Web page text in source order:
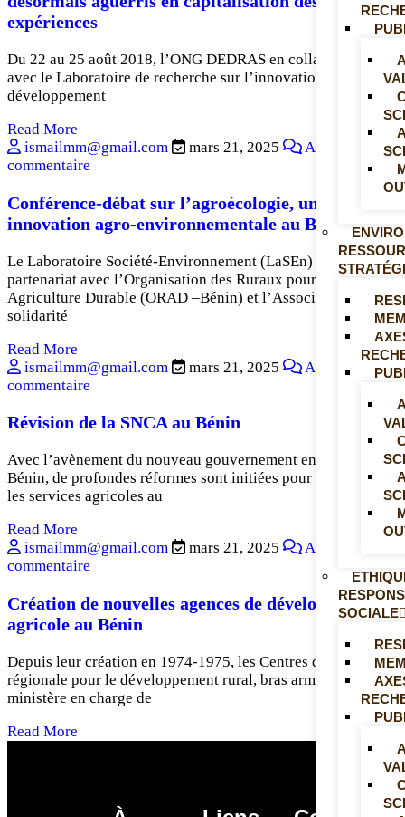
SOCIALE
expériences
Du 22 au 25 août 2018, l’ONG DEDRAS en collaboration
avec le Laboratoire de recherche sur l’innovation pour le
développement
Read More
ismailmm@gmail.com
mars 21, 2025
Aucun
commentaire
Conférence-débat sur l’agroécologie, une
innovation agro-environnementale au Bénin
Le Laboratoire Société-Environnement (LaSEn) en
partenariat avec l’Organisation des Ruraux pour une
Agriculture Durable (ORAD –Bénin) et l’Association de
solidarité
Read More
ismailmm@gmail.com
mars 21, 2025
Aucun
commentaire
Révision de la SNCA au Bénin
Avec l’avènement du nouveau gouvernement en 2016 au
Bénin, de profondes réformes sont initiées pour restructurer
les services agricoles au
Read More
ismailmm@gmail.com
mars 21, 2025
Aucun
commentaire
Création de nouvelles agences de développement
agricole au Bénin
Depuis leur création en 1974-1975, les Centres d’action
régionale pour le développement rural, bras armé du
ministère en charge de
Read More